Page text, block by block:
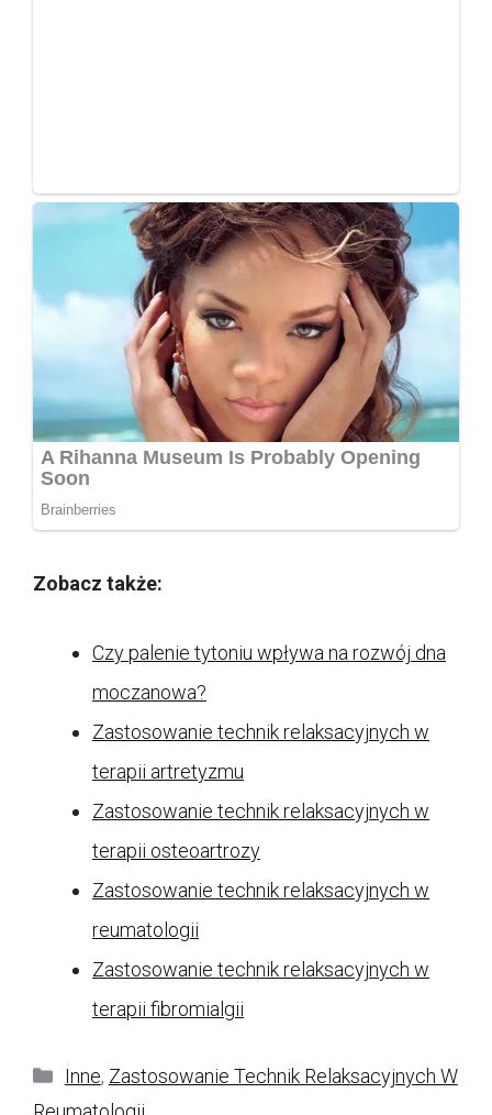
Zobacz także:
Czy palenie tytoniu wpływa na rozwój dna
moczanowa?
Zastosowanie technik relaksacyjnych w
terapii artretyzmu
Zastosowanie technik relaksacyjnych w
terapii osteoartrozy
Zastosowanie technik relaksacyjnych w
reumatologii
Zastosowanie technik relaksacyjnych w
terapii fibromialgii
Kategorie
Inne, Zastosowanie Technik Relaksacyjnych W